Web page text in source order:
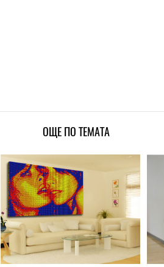
ОЩЕ ПО ТЕМАТА